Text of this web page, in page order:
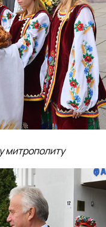
митрополиту